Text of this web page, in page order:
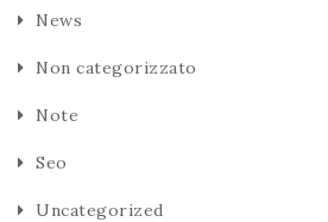
News
Non categorizzato
Note
Seo
Uncategorized